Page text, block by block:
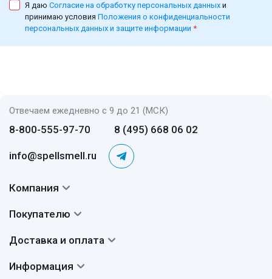
Я даю Согласие на обработку персональных данных и
принимаю условия Положения о конфиденциальности
персональных данных и защите информации *
Отвечаем ежедневно с 9 до 21 (МСК)
8-800-555-97-70 8 (495) 668 06 02
info@spellsmell.ru
Компания
Авторы
Сертификаты
Покупателю
Вопросы и ответы
Доставка и оплата
Доставка
Информация